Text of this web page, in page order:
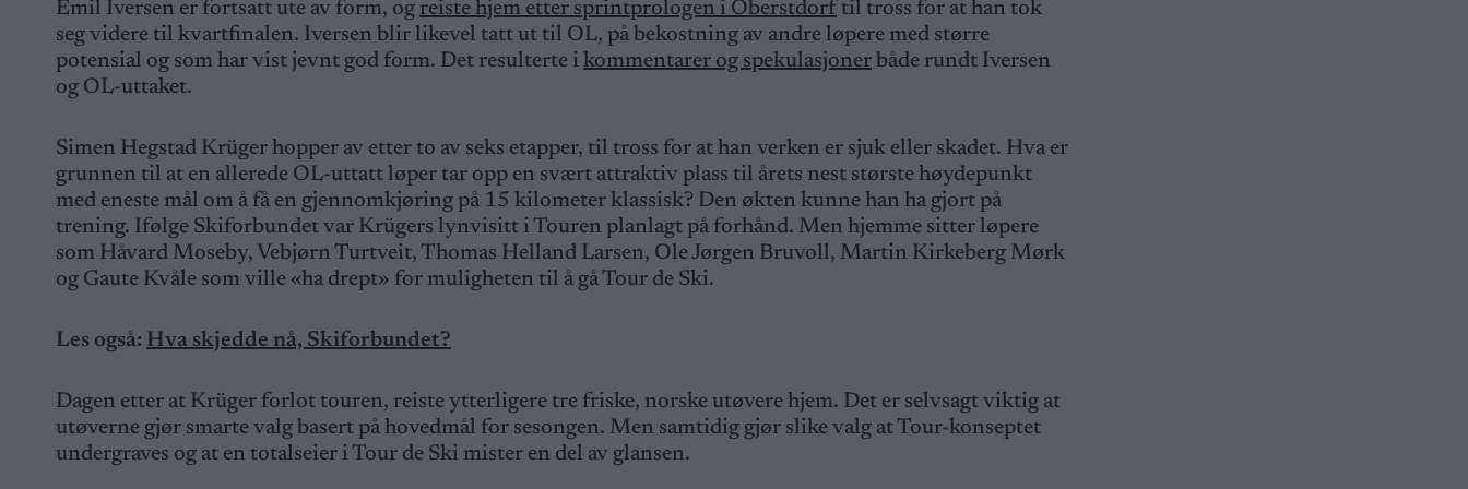
Emil Iversen er fortsatt ute av form, og reiste hjem etter sprintprologen i Oberstdorftil tross for at han tok
seg videre til kvartfinalen. Iversen blir likevel tatt ut til OL, på bekostning av andre løpere med større
potensial og som har vist jevnt god form. Det resulterte i kommentarer og spekulasjoner både rundt Iversen
og OL-uttaket.
Simen Hegstad Krüger hopper av etter to av seks etapper, til tross for at han verken er sjuk eller skadet. Hva er
grunnen til at en allerede OL-uttatt løper tar opp en svært attraktiv plass til årets nest største høydepunkt
med eneste mål om å få en gjennomkjøring på 15 kilometer klassisk? Den økten kunne han ha gjort på
trening. Ifølge Skiforbundet var Krügers lynvisitt i Touren planlagt på forhånd. Men hjemme sitter løpere
som Håvard Moseby, Vebjørn Turtveit, Thomas Helland Larsen, Ole Jørgen Bruvoll, Martin Kirkeberg Mørk
og Gaute Kvåle som ville «ha drept» for muligheten til å gå Tour de Ski.
Les også: Hva skjedde nå, Skiforbundet?
Dagen etter at Krüger forlot touren, reiste ytterligere tre friske, norske utøvere hjem. Det er selvsagt viktig at
utøverne gjør smarte valg basert på hovedmål for sesongen. Men samtidig gjør slike valg at Tour-konseptet
undergraves og at en totalseier i Tour de Ski mister en del av glansen.